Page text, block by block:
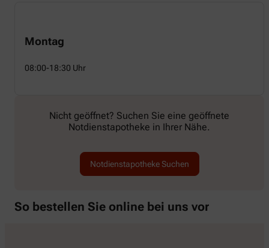
Montag
08:00-18:30 Uhr
Nicht geöffnet? Suchen Sie eine geöffnete
Notdienstapotheke in Ihrer Nähe.
Notdienstapotheke Suchen
So bestellen Sie online bei uns vor